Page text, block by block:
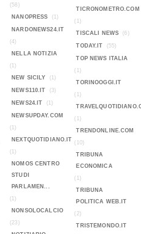
(58)
NANOPRESS
(1)
NARDONEWS24.IT
(4)
NELLA NOTIZIA
(1)
NEW SICILY
(1)
NEWS110.IT (3)
NEWS24.IT (1)
NEWSUPDAY.COM
(1)
NEXTQUOTIDIANO.IT
(1)
NOMOS CENTRO
STUDI
PARLAMEN...
(1)
NONSOLOCALCIO
(23)
TICRONOMETRO.COM
(1)
TISCALI NEWS
(6)
TODAY.IT (55)
TOP NEWS ITALIA
(1)
TORINOOGGI.IT
(1)
(1)
TRENDONLINE.COM
(10)
TRIBUNA
ECONOMICA
(1)
TRIBUNA
POLITICA WEB.IT
(2)
TRISTEMONDO.IT